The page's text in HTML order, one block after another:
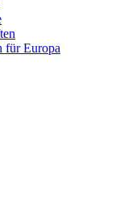
für Europa